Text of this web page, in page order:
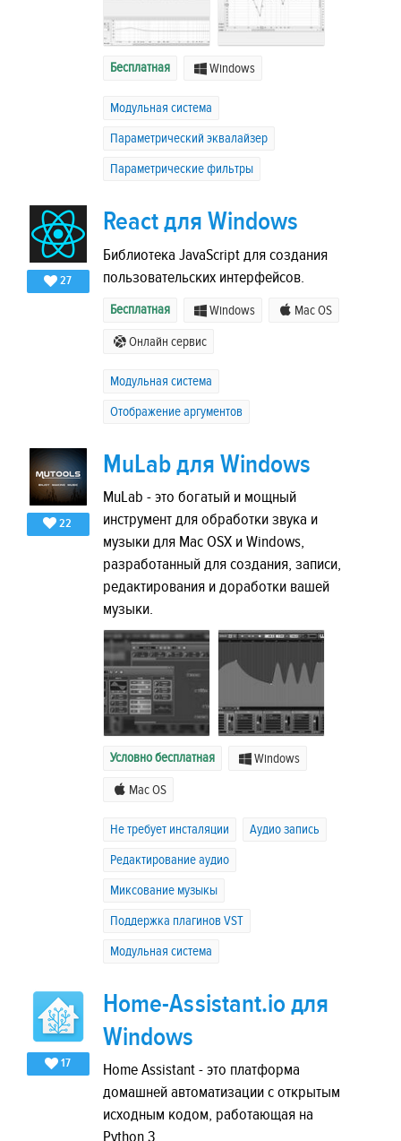
Бесплатная Windows
Модульная система
Параметрический эквалайзер
Параметрические фильтры
27
React для Windows
Библиотека JavaScript для создания
пользовательских интерфейсов.
Бесплатная Windows Mac OS
Онлайн сервис
Модульная система
Отображение аргументов
22
MuLab для Windows
MuLab - это богатый и мощный
инструмент для обработки звука и
музыки для Mac OSX и Windows,
разработанный для создания, записи,
редактирования и доработки вашей
музыки.
Условно бесплатная Windows
Mac OS
Не требует инсталяции
Аудио запись
Редактирование аудио
Миксование музыкы
Поддержка плагинов VST
Модульная система
17
Home-Assistant.io для
Windows
Home Assistant - это платформа
домашней автоматизации с открытым
исходным кодом, работающая на